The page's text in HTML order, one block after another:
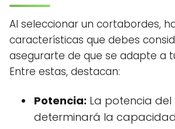
Al seleccionar un cortabordes,
características que debes
asegurarte de que se adapte a
Entre estas, destacan:
Potencia: La potencia
determinará la